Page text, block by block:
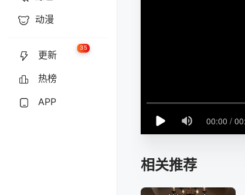
动漫
更新
35
热榜
APP
相关推荐